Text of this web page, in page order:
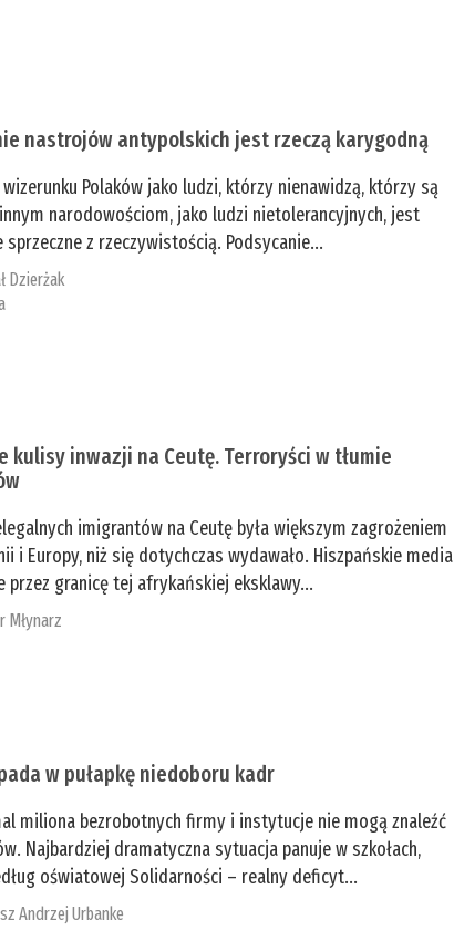
nastrojów antypolskich jest rzeczą karygodną
Polaków jako ludzi, którzy nienawidzą, którzy są
narodowościom, jako ludzi nietolerancyjnych, jest
sprzeczne z rzeczywistością. Podsycanie...
Dzierżak
kulisy inwazji na Ceutę. Terroryści w tłumie
imigrantów na Ceutę była większym zagrożeniem
i Europy, niż się dotychczas wydawało. Hiszpańskie media
przez granicę tej afrykańskiej eksklawy...
Młynarz
w pułapkę niedoboru kadr
miliona bezrobotnych firmy i instytucje nie mogą znaleźć
Najbardziej dramatyczna sytuacja panuje w szkołach,
oświatowej Solidarności – realny deficyt...
Andrzej Urbanke